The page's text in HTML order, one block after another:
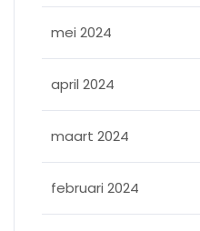
mei 2024
april 2024
maart 2024
februari 2024